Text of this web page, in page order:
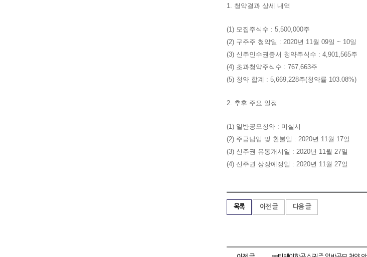
1. 청약결과 상세 내역
(1) 모집주식수 : 5,500,000주
(2) 구주주 청약일 : 2020년 11월 09일 ~ 10일
(3) 신주인수권증서 청약주식수 : 4,901,565주
(4) 초과청약주식수 : 767,663주
(5) 청약 합계 : 5,669,228주(청약률 103.08%)
2. 추후 주요 일정
(1) 일반공모청약 : 미실시
(2) 주금납입 및 환불일 : 2020년 11월 17일
(3) 신주권 유통개시일 : 2020년 11월 27일
(4) 신주권 상장예정일 : 2020년 11월 27일
목록 이전 글 다음 글